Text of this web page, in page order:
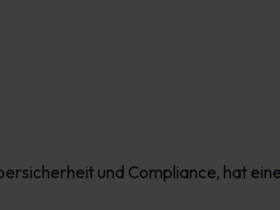
und Compliance, hat